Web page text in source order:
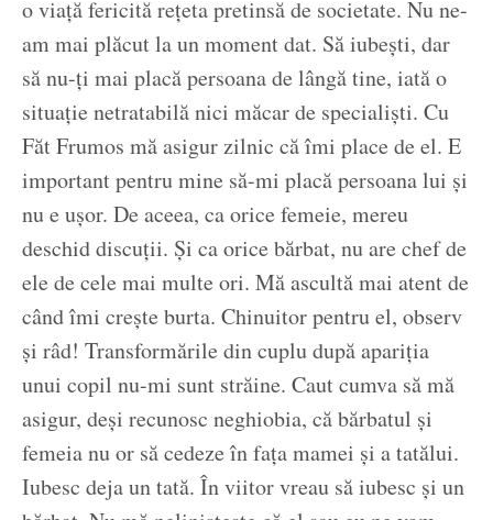
o viață fericită rețeta pretinsă de societate. Nu ne-
am mai plăcut la un moment dat. Să iubești, dar
să nu-ți mai placă persoana de lângă tine, iată o
situație netratabilă nici măcar de specialiști. Cu
Făt Frumos mă asigur zilnic că îmi place de el. E
important pentru mine să-mi placă persoana lui și
nu e ușor. De aceea, ca orice femeie, mereu
deschid discuții. Și ca orice bărbat, nu are chef de
ele de cele mai multe ori. Mă ascultă mai atent de
când îmi crește burta. Chinuitor pentru el, observ
și râd! Transformările din cuplu după apariția
unui copil nu-mi sunt străine. Caut cumva să mă
asigur, deși recunosc neghiobia, că bărbatul și
femeia nu or să cedeze în fața mamei și a tatălui.
Iubesc deja un tată. În viitor vreau să iubesc și un